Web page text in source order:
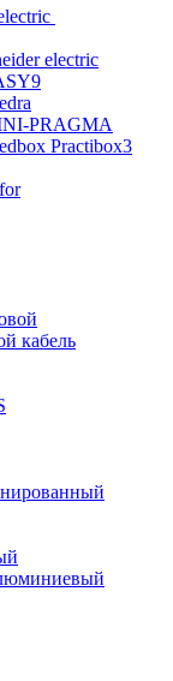
electric
PRAGMA
Practibox3
кабель